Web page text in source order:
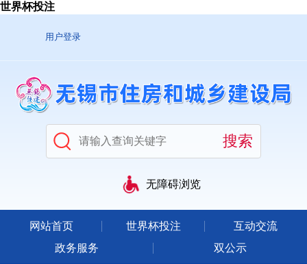
世界杯投注
用户登录
无障碍浏览
网站首页 世界杯投注
互动交流
政务服务
双公示